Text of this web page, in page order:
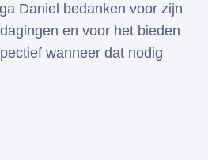
Daniel bedanken voor zijn
en voor het bieden
wanneer dat nodig